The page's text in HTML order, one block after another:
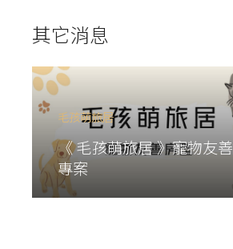
其它消息
毛孩萌旅居
《 毛孩萌旅居 》寵物友善
專案